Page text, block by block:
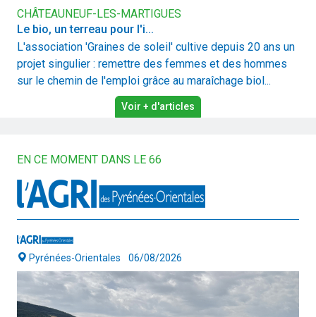
CHÂTEAUNEUF-LES-MARTIGUES
Le bio, un terreau pour l'i...
L'association 'Graines de soleil' cultive depuis 20 ans un
projet singulier : remettre des femmes et des hommes
sur le chemin de l'emploi grâce au maraîchage biol...
Voir + d'articles
EN CE MOMENT DANS LE 66
Pyrénées-Orientales 06/08/2026